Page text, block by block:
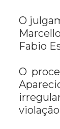
O
Fabio
O